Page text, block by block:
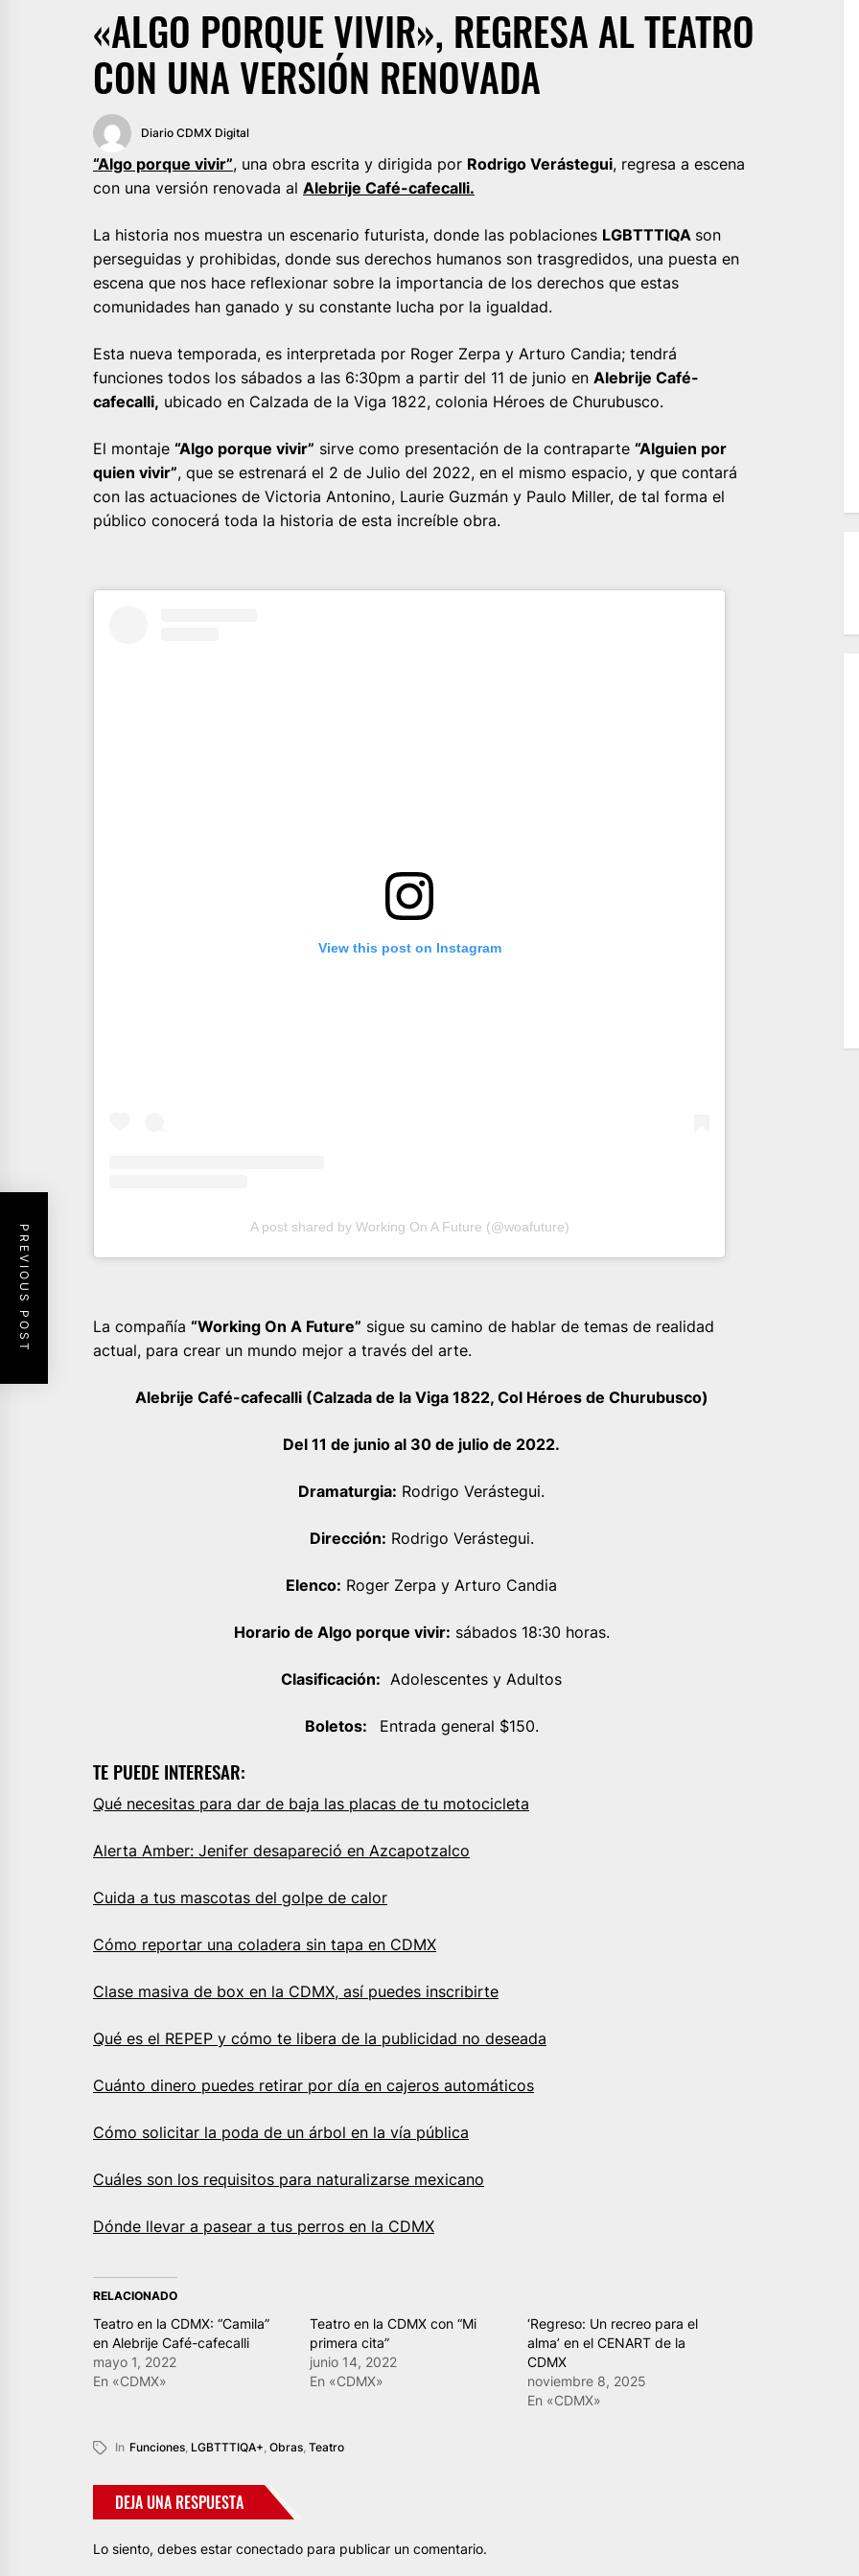
«ALGO PORQUE VIVIR», REGRESA AL TEATRO
CON UNA VERSIÓN RENOVADA
Diario CDMX Digital
“Algo porque vivir”, una obra escrita y dirigida por Rodrigo Verástegui, regresa a escena
con una versión renovada al Alebrije Café-cafecalli.
La historia nos muestra un escenario futurista, donde las poblaciones LGBTTTIQA son
perseguidas y prohibidas, donde sus derechos humanos son trasgredidos, una puesta en
escena que nos hace reflexionar sobre la importancia de los derechos que estas
comunidades han ganado y su constante lucha por la igualdad.
Esta nueva temporada, es interpretada por Roger Zerpa y Arturo Candia; tendrá
funciones todos los sábados a las 6:30pm a partir del 11 de junio en Alebrije Café-
cafecalli, ubicado en Calzada de la Viga 1822, colonia Héroes de Churubusco.
El montaje “Algo porque vivir” sirve como presentación de la contraparte “Alguien por
quien vivir”, que se estrenará el 2 de Julio del 2022, en el mismo espacio, y que contará
con las actuaciones de Victoria Antonino, Laurie Guzmán y Paulo Miller, de tal forma el
público conocerá toda la historia de esta increíble obra.
View this post on Instagram
A post shared by Working On A Future (@woafuture)
La compañía “Working On A Future” sigue su camino de hablar de temas de realidad
actual, para crear un mundo mejor a través del arte.
Alebrije Café-cafecalli (Calzada de la Viga 1822, Col Héroes de Churubusco)
Del 11 de junio al 30 de julio de 2022.
Dramaturgia: Rodrigo Verástegui.
Dirección: Rodrigo Verástegui.
Elenco: Roger Zerpa y Arturo Candia
Horario de Algo porque vivir: sábados 18:30 horas.
Clasificación: Adolescentes y Adultos
Boletos: Entrada general $150.
TE PUEDE INTERESAR:
Qué necesitas para dar de baja las placas de tu motocicleta
Alerta Amber: Jenifer desapareció en Azcapotzalco
Cuida a tus mascotas del golpe de calor
Cómo reportar una coladera sin tapa en CDMX
Clase masiva de box en la CDMX, así puedes inscribirte
Qué es el REPEP y cómo te libera de la publicidad no deseada
Cuánto dinero puedes retirar por día en cajeros automáticos
Cómo solicitar la poda de un árbol en la vía pública
Cuáles son los requisitos para naturalizarse mexicano
Dónde llevar a pasear a tus perros en la CDMX
RELACIONADO
Teatro en la CDMX: “Camila”
en Alebrije Café-cafecalli
mayo 1, 2022
En «CDMX»
Teatro en la CDMX con “Mi
primera cita”
junio 14, 2022
En «CDMX»
‘Regreso: Un recreo para el
alma’ en el CENART de la
CDMX
noviembre 8, 2025
En «CDMX»
In Funciones LGBTTTIQA+ Obras Teatro
DEJA UNA RESPUESTA
Lo siento, debes estar conectado para publicar un comentario.
PREVIOUS POST